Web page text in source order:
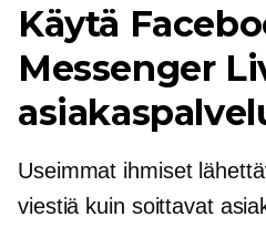
Käytä
Messenger
Useimmat ihmiset
viestiä kuin soittavat